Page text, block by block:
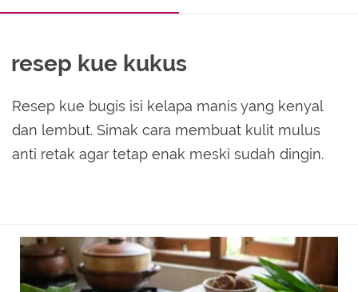
resep kue kukus
Resep kue bugis isi kelapa manis yang kenyal
dan lembut. Simak cara membuat kulit mulus
anti retak agar tetap enak meski sudah dingin.